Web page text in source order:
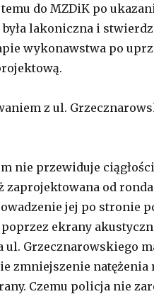
do MZDiK po
lakoniczna i
wykonawstwa po
z ul.
nie przewiduje
od
jej po stronie
ekrany
Grzecznarowskiego
zmniejszenie natężenia
Czemu policja nie